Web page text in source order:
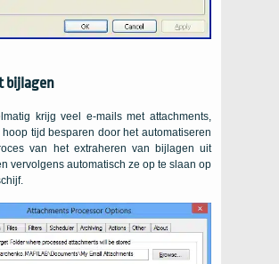
bijlagen
krijg veel e-mails met attachments,
tijd besparen door het automatiseren
van het extraheren van bijlagen uit
vervolgens automatisch ze op te slaan op